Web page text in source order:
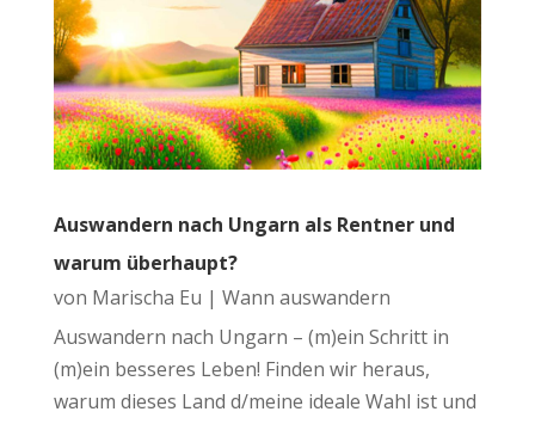
Auswandern nach Ungarn als Rentner und
warum überhaupt?
von Marischa Eu | Wann auswandern
Auswandern nach Ungarn – (m)ein Schritt in
(m)ein besseres Leben! Finden wir heraus,
warum dieses Land d/meine ideale Wahl ist und